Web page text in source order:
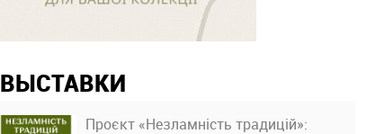
ВЫСТАВКИ
Проєкт «Незламність традицій»: